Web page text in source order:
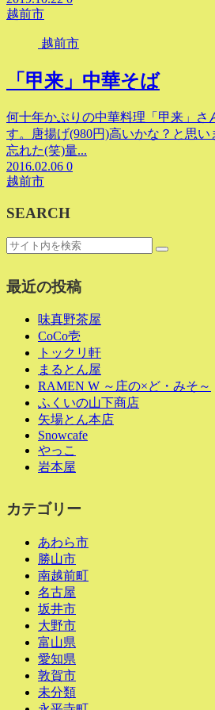
越前市
越前市
「甲来」中華そば
何十年かぶりの中華料理「甲来」さ
す。唐揚げ(980円)高いかな？と思
忘れた(笑)量...
2016.02.06 0
越前市
SEARCH
最近の投稿
味真野茶屋
CoCo壱
トックリ軒
まるとん屋
RAMEN W ～庄の×ど・みそ～
ふくいの山下商店
矢場とん本店
Snowcafe
やっこ
岩本屋
カテゴリー
あわら市
勝山市
南越前町
名古屋
坂井市
大野市
富山県
愛知県
敦賀市
未分類